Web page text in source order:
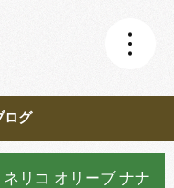
ログ
リコ オリーブ ナナ